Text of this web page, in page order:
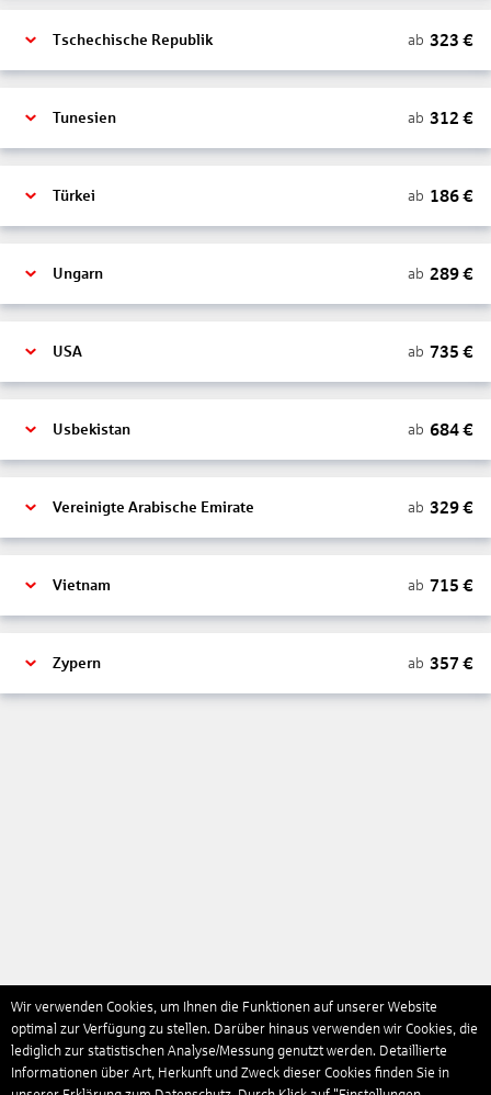
Tschechische Republik ab 323 €
Tunesien ab 312 €
Türkei ab 186€
Ungarn ab 289€
USA ab 735 €
Usbekistan ab 684€
Vereinigte Arabische Emirate ab 329€
Vietnam ab 715 €
Zypern ab 357 €
Wir verwenden Cookies, um Ihnen die Funktionen auf unserer Website
optimal zur Verfügung zu stellen. Darüber hinaus verwenden wir Cookies, die
lediglich zur statistischen Analyse/Messung genutzt werden. Detaillierte
Informationen über Art, Herkunft und Zweck dieser Cookies finden Sie in